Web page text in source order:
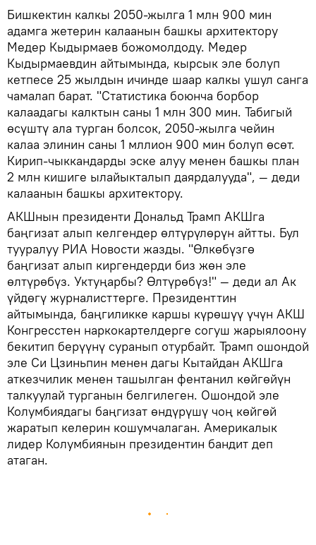
Бишкектин калкы 2050-жылга 1 млн 900 мин
адамга жетерин калаанын башкы архитектору
Медер Кыдырмаев божомолдоду. Медер
Кыдырмаевдин айтымында, кырсык эле болуп
кетпесе 25 жылдын ичинде шаар калкы ушул санга
чамалап барат. "Статистика боюнча борбор
калаадагы калктын саны 1 млн 300 мин. Табигый
өсүштү ала турган болсок, 2050-жылга чейин
калаа элинин саны 1 мллион 900 мин болуп өсөт.
Кирип-чыккандарды эске алуу менен башкы план
2 млн кишиге ылайыкталып даярдалууда", — деди
калаанын башкы архитектору.
АКШнын президенти Дональд Трамп АКШга
баңгизат алып келгендер өлтүрүлөрүн айтты. Бул
тууралуу РИА Новости жазды. "Өлкөбүзгө
баңгизат алып киргендерди биз жөн эле
өлтүрөбүз. Уктуңарбы? Өлтүрөбүз!" — деди ал Ак
үйдөгү журналисттерге. Президенттин
айтымында, баңгиликке каршы күрөшүү үчүн АКШ
Конгресстен наркокартелдерге согуш жарыялоону
бекитип берүүнү суранып отурбайт. Трамп ошондой
эле Си Цзиньпин менен дагы Кытайдан АКШга
аткезчилик менен ташылган фентанил көйгөйүн
талкуулай турганын белгилеген. Ошондой эле
Колумбиядагы баңгизат өндүрүшү чоң көйгөй
жаратып келерин кошумчалаган. Америкалык
лидер Колумбиянын президентин бандит деп
атаган.